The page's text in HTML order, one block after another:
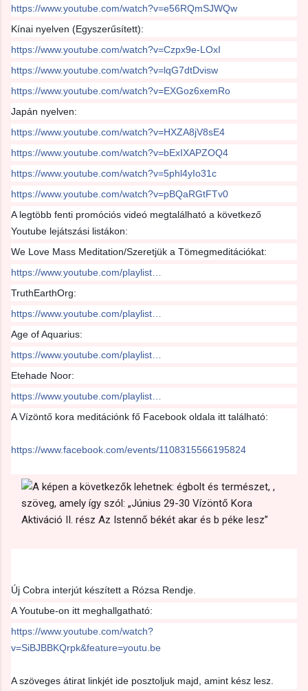
https://www.youtube.com/watch?v=e56RQmSJWQw
Kínai nyelven (Egyszerűsített):
https://www.youtube.com/watch?v=Czpx9e-LOxI
https://www.youtube.com/watch?v=lqG7dtDvisw
https://www.youtube.com/watch?v=EXGoz6xemRo
Japán nyelven:
https://www.youtube.com/watch?v=HXZA8jV8sE4
https://www.youtube.com/watch?v=bExIXAPZOQ4
https://www.youtube.com/watch?v=5phl4yIo31c
https://www.youtube.com/watch?v=pBQaRGtFTv0
A legtöbb fenti promóciós videó megtalálható a következő
Youtube lejátszási listákon:
We Love Mass Meditation/Szeretjük a Tömegmeditációkat:
https://www.youtube.com/playlist…
TruthEarthOrg:
https://www.youtube.com/playlist…
Age of Aquarius:
https://www.youtube.com/playlist…
Etehade Noor:
https://www.youtube.com/playlist…
A Vízöntő kora meditációnk fő Facebook oldala itt található:
https://www.facebook.com/events/1108315566195824
Új Cobra interjút készített a Rózsa Rendje.
A Youtube-on itt meghallgatható:
https://www.youtube.com/watch?
v=SiBJBBKQrpk&feature=youtu.be
A szöveges átirat linkjét ide posztoljuk majd, amint kész lesz.